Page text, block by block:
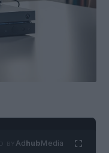
AdhubMedia